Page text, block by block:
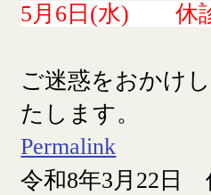
5月6日(水) 休
ご迷惑をおかけ
たします。
Permalink
令和8年3月22日